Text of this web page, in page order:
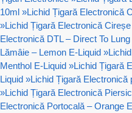
10ml »Lichid Țigară Electronică
»Lichid Țigară Electronică
Electronică DTL – Direct To
Lămâie – Lemon E-Liquid »
Menthol E-Liquid »Lichid Țigară
Liquid »Lichid Țigară
»Lichid Țigară Electronică
Electronică Portocală – Orange